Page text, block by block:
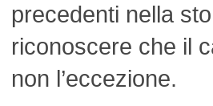
precedenti nella
riconoscere che il
non l’eccezione.